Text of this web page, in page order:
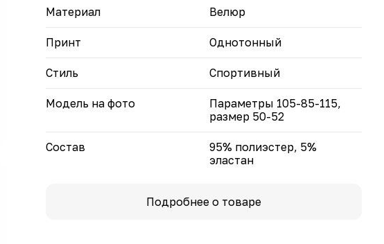
Материал Велюр
Принт Однотонный
Стиль Спортивный
Модель на фото
Параметры 105-85-115,
размер 50-52
Состав
95% полиэстер, 5%
эластан
Подробнее о товаре